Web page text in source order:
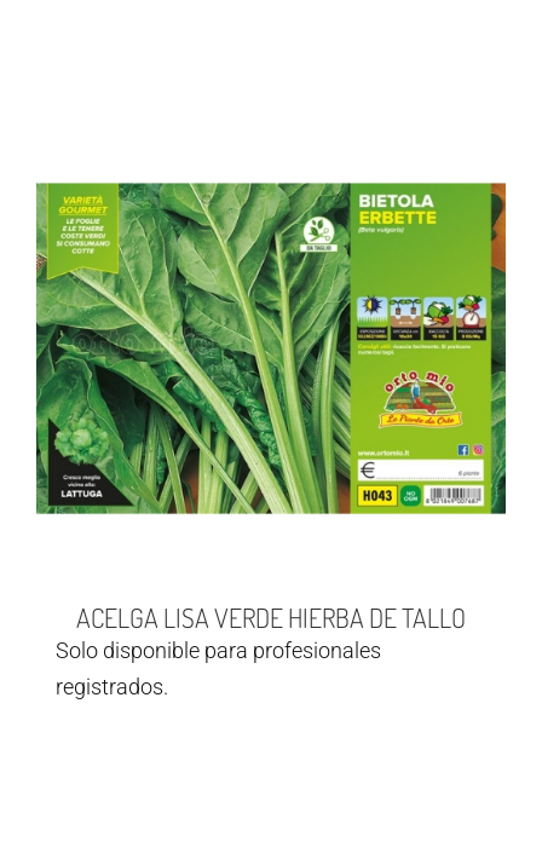
ACELGA LISA VERDE HIERBA DE TALLO
Solo disponible para profesionales
registrados.